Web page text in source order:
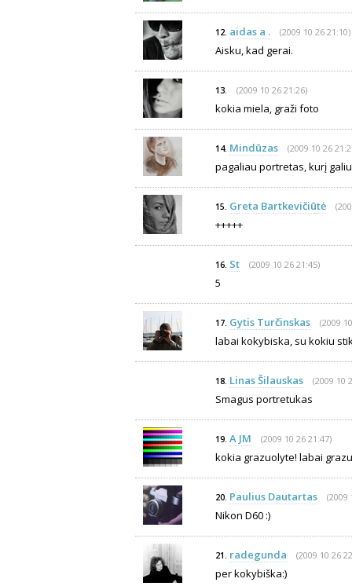
12. aidas a . (2009 10 26 21:10)
Aisku, kad gerai.
13. (2009 10 26 21:26)
kokia miela, graži foto
14. Mindūzas (2009 10 26
pagaliau portretas, kurį
15. Greta Bartkevičiūtė
+++++
16. St (2009 10 26 21:45)
5
17. Gytis Turčinskas (2009
labai kokybiska, su kokiu
18. Linas Šilauskas (2009 10
Smagus portretukas
19. A JM (2009 10 26 21:47)
kokia grazuolyte! labai
20. Paulius Dautartas (2009
Nikon D60 :)
21. radegunda (2009 10 26
per kokybiška:)